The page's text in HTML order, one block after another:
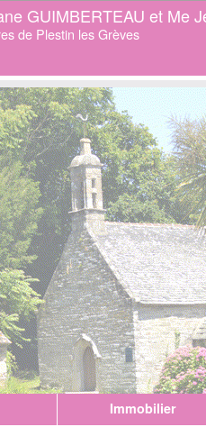
GUIMBERTEAU et Me
de Plestin les Grèves
Immobilier